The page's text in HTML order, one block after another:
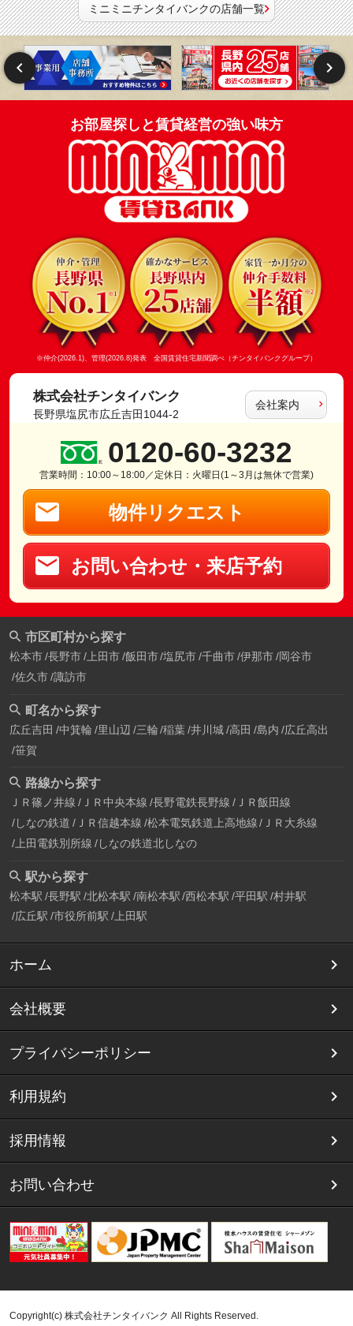
ミニミニチンタイバンクの店舗一覧
お部屋探しと賃貸経営の強い味方
※仲介(2026.1)、管理(2026.8)発表 全国賃貸住宅新聞調べ（チンタイバンクグループ）
株式会社チンタイバンク
長野県塩尻市広丘吉田1044-2
会社案内
0120-60-3232
営業時間：10:00～18:00／定休日：火曜日(1～3月は無休で営業)
物件リクエスト
お問い合わせ・来店予約
市区町村から探す
松本市 長野市 上田市 飯田市 塩尻市 千曲市 伊那市 岡谷市
佐久市 諏訪市
町名から探す
広丘吉田 中箕輪 里山辺 三輪 稲葉 井川城 高田 島内 広丘高出
笹賀
路線から探す
ＪＲ篠ノ井線 ＪＲ中央本線 長野電鉄長野線 ＪＲ飯田線
しなの鉄道 ＪＲ信越本線 松本電気鉄道上高地線
ＪＲ大糸線
上田電鉄別所線 しなの鉄道北しなの
駅から探す
松本駅 長野駅 北松本駅 南松本駅 西松本駅 平田駅 村井駅
広丘駅 市役所前駅 上田駅
ホーム
会社概要
プライバシーポリシー
利用規約
採用情報
お問い合わせ
Copyright(c) 株式会社チンタイバンク All Rights Reserved.